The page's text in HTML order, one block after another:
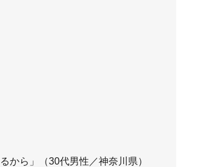
から」（30代男性／神奈川県）